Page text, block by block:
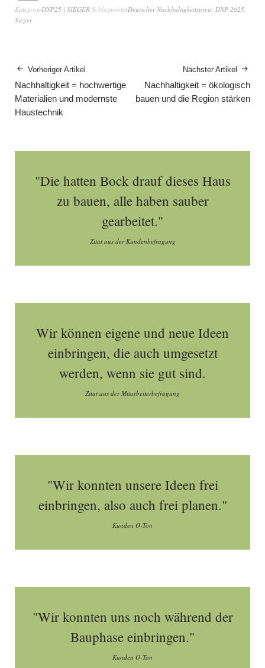
KategorieDNP25 | SIEGER SchlagwörterDeutscher Nachhaltigkeitspreis, DNP 2025,
Sieger
Vorheriger Artikel
Nachhaltigkeit = hochwertige
Materialien und modernste
Haustechnik
Nächster Artikel
Nachhaltigkeit = ökologisch
bauen und die Region stärken
"Die hatten Bock drauf dieses Haus
zu bauen, alle haben sauber
gearbeitet."
Zitat aus der Kundenbefragung
Wir können eigene und neue Ideen
einbringen, die auch umgesetzt
werden, wenn sie gut sind.
Zitat aus der Mitarbeiterbefragung
"Wir konnten unsere Ideen frei
einbringen, also auch frei planen."
Kunden O-Ton
"Wir konnten uns noch während der
Bauphase einbringen."
Kunden O-Ton